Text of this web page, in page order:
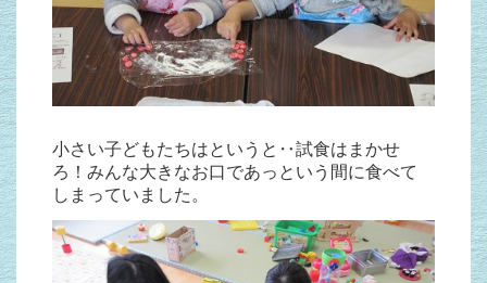
小さい子どもたちはというと‥試食はまかせ
ろ！みんな大きなお口であっという間に食べて
しまっていました。